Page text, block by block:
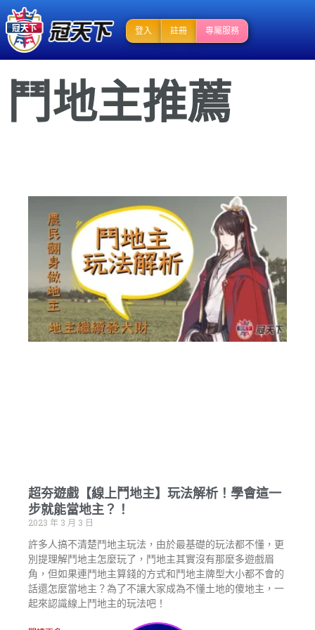
登入 註冊 專屬服務
鬥地主推薦
超夯遊戲【線上鬥地主】玩法解析！學會這一
步就能當地主？！
2023 年 3 月 3 日
許多人搞不清楚鬥地主玩法，由於最基礎的玩法都不懂，更
別提理解鬥地主怎麼玩了，鬥地主其實沒有那麼多遊戲眉
角，但如果連鬥地主算錢的方式和鬥地主牌型大小都不會的
話還怎麼當地主？為了不讓大家成為不懂土地的傻地主，一
起來認識線上鬥地主的玩法吧！